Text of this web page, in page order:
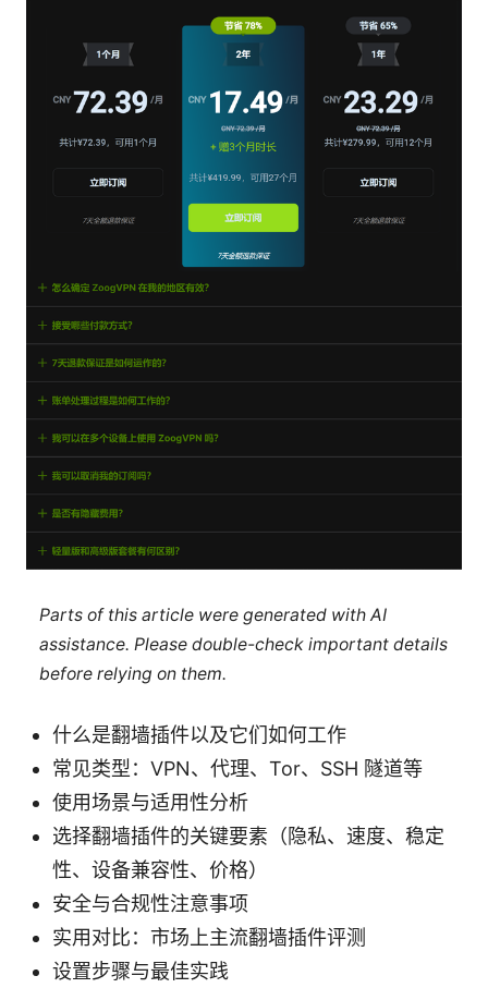
Parts of this article were generated with AI
assistance. Please double-check important details
before relying on them.
什么是翻墙插件以及它们如何工作
常见类型：VPN、代理、Tor、SSH 隧道等
使用场景与适用性分析
选择翻墙插件的关键要素（隐私、速度、稳定
性、设备兼容性、价格）
安全与合规性注意事项
实用对比：市场上主流翻墙插件评测
设置步骤与最佳实践